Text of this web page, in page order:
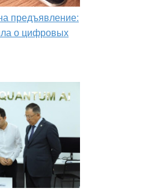
предъявление:
о цифровых